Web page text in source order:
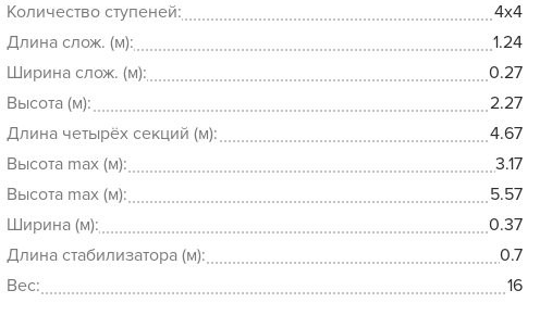
Количество ступеней:
4x4
Длина слож. (м):
1.24
Ширина слож. (м):
0.27
Высота (м):
2.27
Длина четырёх секций (м):
4.67
Высота max (м):
3.17
Высота max (м):
5.57
Ширина (м):
0.37
Длина стабилизатора (м):
0.7
Вес:
16